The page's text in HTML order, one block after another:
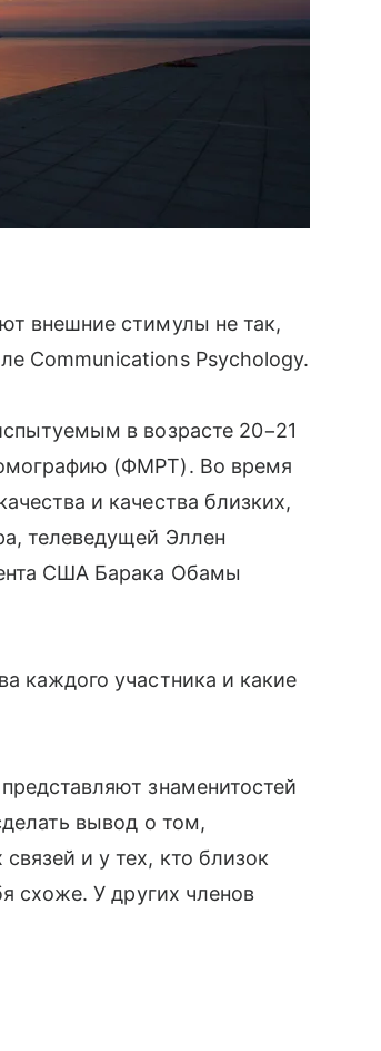
внешние стимулы не так,
Communications Psychology.
в возрасте 20−21
(ФМРТ). Во время
и качества близких,
телеведущей Эллен
США Барака Обамы
каждого участника и какие
знаменитостей
вывод о том,
и у тех, кто близок
схоже. У других членов